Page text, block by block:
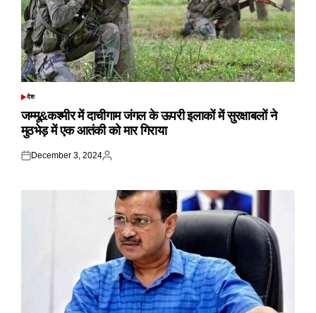
POSTED
देश
जम्मू&कश्मीर में दाचीगाम जंगल के ऊपरी इलाकों में सुरक्षाबलों ने
मुठभेड़ में एक आतंकी को मार गिराया
Posted
December 3, 2024
Posted